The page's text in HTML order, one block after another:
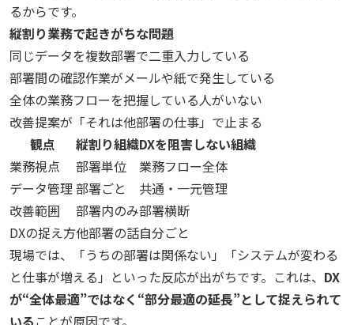
るからです。
縦割り業務で起きがちな問題
同じデータを複数部署で二重入力している
部署間の確認作業がメールや紙で発生している
全体の業務フローを把握している人がいない
改善提案が「それは他部署の仕事」で止まる
観点
縦割り組織DXを阻害しない組織
業務視点
部署単位
業務フロー全体
データ管理部署ごと
共通・一元管理
改善範囲
部署内のみ部署横断
DXの捉え方他部署の話自分ごと
現場では、「うちの部署は関係ない」「システムが変わる
と仕事が増える」といった反応が出がちです。これは、 DX
が“全体最適”ではなく“部分最適の延長”として捉えられて
いる ことが原因です。